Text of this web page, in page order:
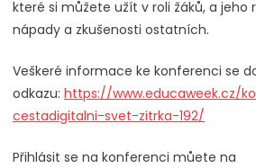
které si můžete užít v roli žáků, a jeho
nápady a zkušenosti ostatních.
Veškeré informace ke konferenci se
odkazu: https://www.educaweek.cz/
cestadigitalni-svet-zitrka-192/
Přihlásit se na konferenci můete na